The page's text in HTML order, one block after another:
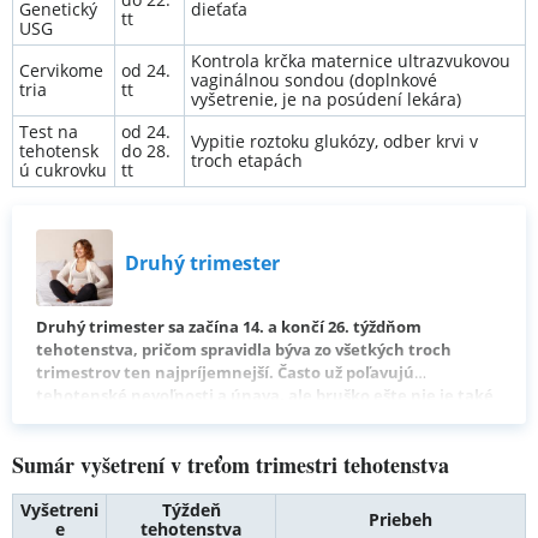
Genetický
USG
tt
dieťaťa
Cervikome
tria
od 24.
tt
Kontrola krčka maternice ultrazvukovou
vaginálnou sondou (doplnkové
vyšetrenie, je na posúdení lekára)
Test na
tehotensk
ú cukrovku
od 24.
do 28.
tt
Vypitie roztoku glukózy, odber krvi v
troch etapách
Druhý trimester
Druhý trimester sa začína 14. a končí 26. týždňom
tehotenstva, pričom spravidla býva zo všetkých troch
trimestrov ten najpríjemnejší. Často už poľavujú
tehotenské nevoľnosti a únava, ale bruško ešte nie je také
Sumár vyšetrení v treťom trimestri tehotenstva
Vyšetreni
e
Týždeň
tehotenstva
Priebeh